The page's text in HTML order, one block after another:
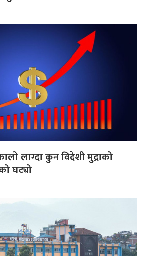
लाग्दा कुन विदेशी मुद्राको
घट्यो